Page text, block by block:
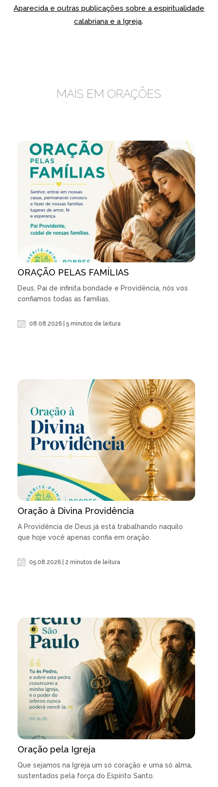
Aparecida e outras publicações sobre a espiritualidade
calabriana e a Igreja.
MAIS EM ORAÇÕES
ORAÇÃO PELAS FAMÍLIAS
Deus, Pai de infinita bondade e Providência, nós vos
confiamos todas as famílias.
08.08.2026 | 5 minutos de leitura
Oração à Divina Providência
A Providência de Deus já está trabalhando naquilo
que hoje você apenas confia em oração.
05.08.2026 | 2 minutos de leitura
Oração pela Igreja
Que sejamos na Igreja um só coração e uma só alma,
sustentados pela força do Espírito Santo.